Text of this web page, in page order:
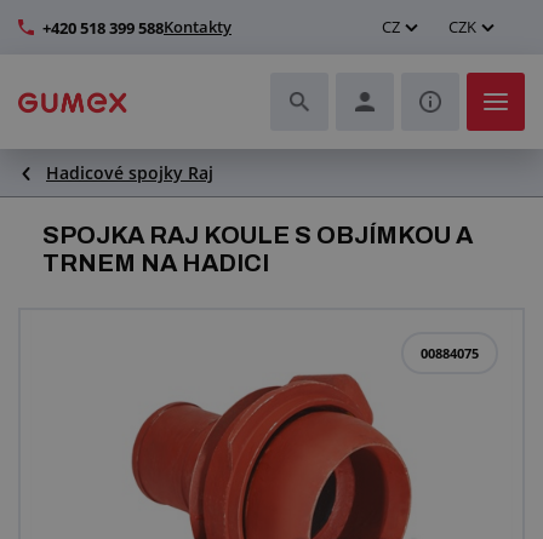
+420 518 399 588Kontakty CZ CZK
Hadice a jejich kompletace
Profily a výroba těsnění
Zlepšení pracovního prostředí
Další pryžové a plastové výrobky
Hadicové spojky Raj
SPOJKA RAJ KOULE S OBJÍMKOU A
TRNEM NA HADICI
00884075